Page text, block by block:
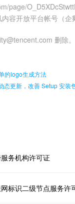
page/
容开放平台帐号（
删除。
的logo生成方法
态更新，改善 Setup 安装
务机构许可证
标识二级节点服务许